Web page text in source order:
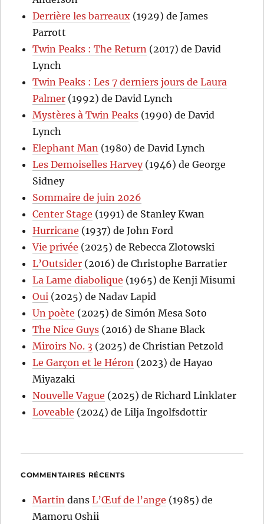
Derrière les barreaux (1929) de James
Parrott
Twin Peaks : The Return (2017) de David
Lynch
Twin Peaks : Les 7 derniers jours de Laura
Palmer (1992) de David Lynch
Mystères à Twin Peaks (1990) de David
Lynch
Elephant Man (1980) de David Lynch
Les Demoiselles Harvey(1946) de George
Sidney
Sommaire de juin 2026
Center Stage (1991) de Stanley Kwan
Hurricane (1937) de John Ford
Vie privée (2025) de Rebecca Zlotowski
L’Outsider (2016) de Christophe Barratier
La Lame diabolique (1965) de Kenji Misumi
Oui (2025) de Nadav Lapid
Un poète (2025) de Simón Mesa Soto
The Nice Guys (2016) de Shane Black
Miroirs No. 3 (2025) de Christian Petzold
Le Garçon et le Héron (2023) de Hayao
Miyazaki
Nouvelle Vague (2025) de Richard Linklater
Loveable (2024) de Lilja Ingolfsdottir
COMMENTAIRES RÉCENTS
Martin dansL’Œuf de l’ange (1985) de
Mamoru Oshii